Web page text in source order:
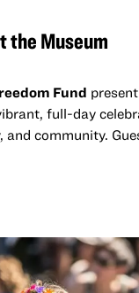
the Museum
Fund
full-day
community.
pushing artists,
in